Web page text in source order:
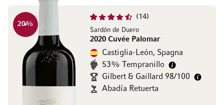
14
Sardón de Duero
2020 Cuvée Palomar
20%
Castiglia-León, Spagna
53% Tempranillo
Gilbert & Gaillard 98/100
Abadía Retuerta